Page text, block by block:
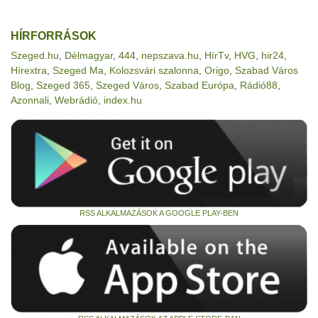
HÍRFORRÁSOK
Szeged.hu Délmagyar, 444 nepszava.hu HírTv, HVG hir24
Hírextra Szeged Ma Kolozsvári szalonna Origo Szabad Város
Blog Szeged 365 Szeged Város Szabad Európa Rádió88
Azonnali Webrádió index.hu
RSS ALKALMAZÁSOK A GOOGLE PLAY-BEN